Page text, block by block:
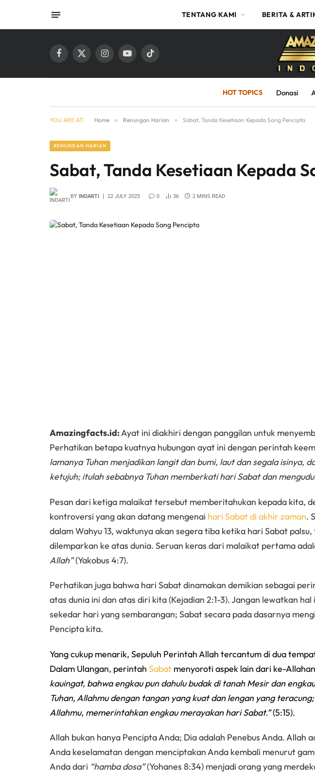
TENTANG KAMI BERITA &
Facebook
X
InstagramYouTubeTikTok
HOT TOPICS Donasi
YOU ARE AT: Home » Renungan Harian » Sabat, Tanda Kesetiaan Kepada Sang Pencipta
RENUNGAN HARIAN
Sabat, Tanda Kesetiaan Kepada
BY INDARTI 22 JULY 2025 0 36 2 MINS READ
Amazingfacts.id:Ayat ini diakhiri dengan panggilan untuk
Perhatikan betapa kuatnya hubungan ayat ini dengan perintah
lamanya Tuhan menjadikan langit dan bumi, laut dan segala isinya,
ketujuh; itulah sebabnya Tuhan memberkati hari Sabat dan
Pesan dari ketiga malaikat tersebut memberitahukan kepada kita,
kontroversi yang akan datang mengenai hari Sabat di akhir zaman.
dalam Wahyu 13, waktunya akan segera tiba ketika hari Sabat
dilemparkan ke atas dunia. Seruan keras dari malaikat pertama
Allah”(Yakobus 4:7).
Perhatikan juga bahwa hari Sabat dinamakan demikian sebagai
atas dunia ini dan atas diri kita (Kejadian 2:1-3). Jangan lewatkan
sekedar hari yang sembarangan; Sabat secara pada dasarnya
Pencipta kita.
Yang cukup menarik, Sepuluh Perintah Allah tercantum di dua
Dalam Ulangan, perintah Sabat menyoroti aspek lain dari ke-
kauingat, bahwa engkau pun dahulu budak di tanah Mesir dan
Tuhan, Allahmu dengan tangan yang kuat dan lengan yang
Allahmu, memerintahkan engkau merayakan hari Sabat.”(5:15).
Allah bukan hanya Pencipta Anda; Dia adalah Penebus Anda. Allah
Anda keselamatan dengan menciptakan Anda kembali menurut
Anda dari “hamba dosa”(Yohanes 8:34) menjadi orang yang